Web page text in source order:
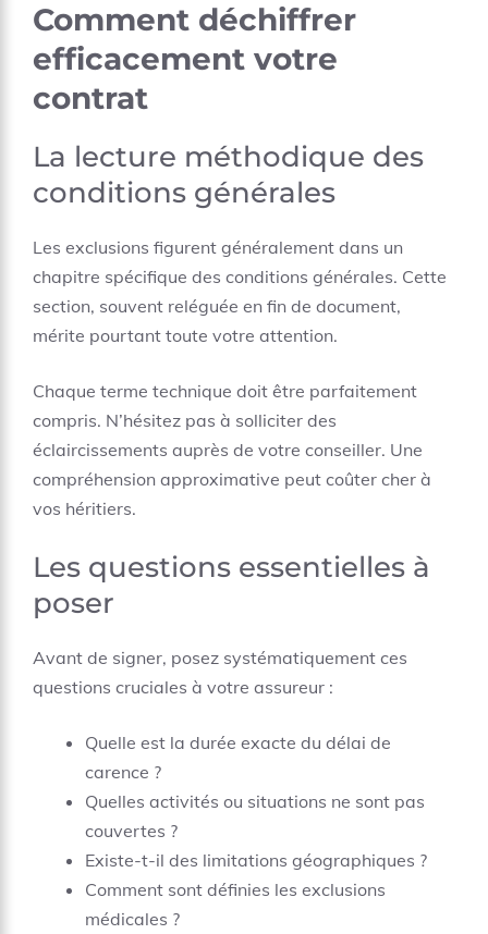
Comment déchiffrer
efficacement votre
contrat
La lecture méthodique des
conditions générales
Les exclusions figurent généralement dans un
chapitre spécifique des conditions générales. Cette
section, souvent reléguée en fin de document,
mérite pourtant toute votre attention.
Chaque terme technique doit être parfaitement
compris. N’hésitez pas à solliciter des
éclaircissements auprès de votre conseiller. Une
compréhension approximative peut coûter cher à
vos héritiers.
Les questions essentielles à
poser
Avant de signer, posez systématiquement ces
questions cruciales à votre assureur :
Quelle est la durée exacte du délai de
carence ?
Quelles activités ou situations ne sont pas
couvertes ?
Existe-t-il des limitations géographiques ?
Comment sont définies les exclusions
médicales ?